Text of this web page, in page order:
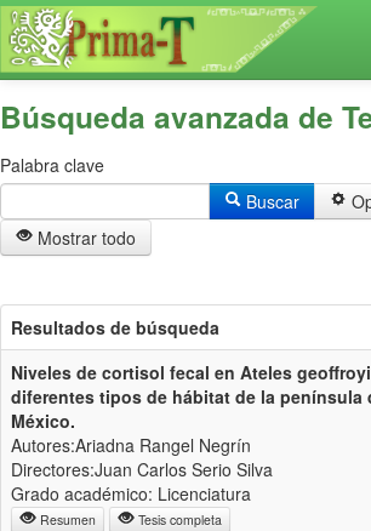
Búsqueda avanzada de
Palabra clave
Buscar
Mostrar todo
Resultados de búsqueda
Niveles de cortisol fecal en Ateles
diferentes tipos de hábitat de la península
México.
Autores:Ariadna Rangel Negrín
Directores:Juan Carlos Serio Silva
Grado académico: Licenciatura
Resumen Tesis completa